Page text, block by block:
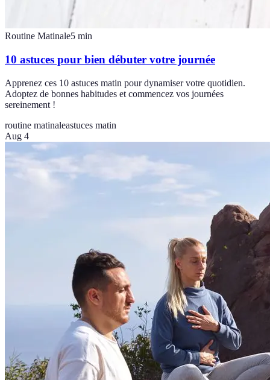
Routine Matinale5 min
10 astuces pour bien débuter votre journée
Apprenez ces 10 astuces matin pour dynamiser votre quotidien.
Adoptez de bonnes habitudes et commencez vos journées
sereinement !
routine matinaleastuces matin
Aug 4